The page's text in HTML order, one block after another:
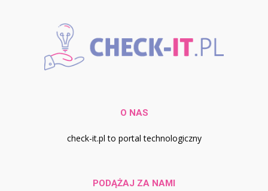
O NAS
check-it.pl to portal technologiczny
PODĄŻAJ ZA NAMI